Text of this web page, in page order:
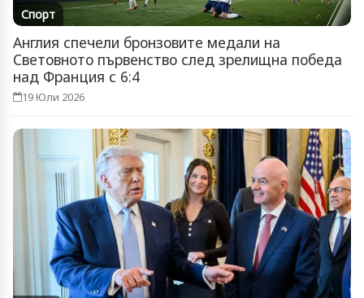
Спорт
Англия спечели бронзовите медали на
Световното първенство след зрелищна победа
над Франция с 6:4
19 Юли 2026